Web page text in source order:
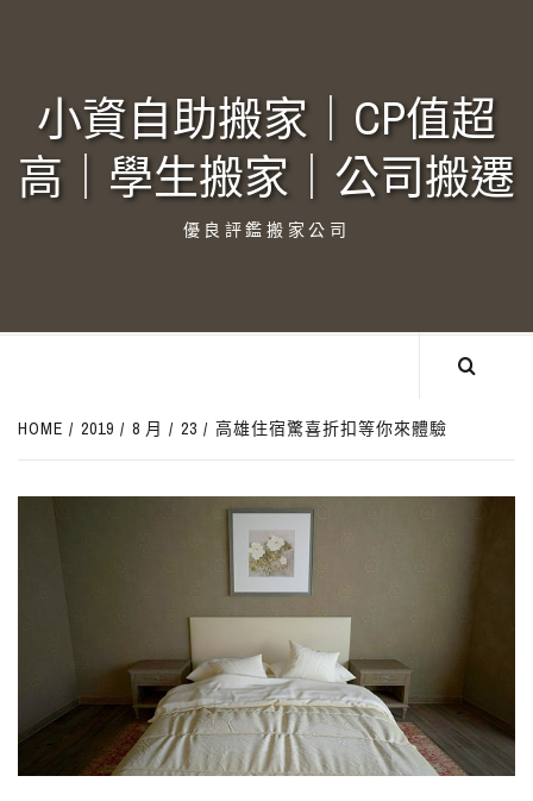
小資自助搬家｜CP值超
高｜學生搬家｜公司搬遷‎
優良評鑑搬家公司
HOME 2019 8 月 23 高雄住宿驚喜折扣等你來體驗